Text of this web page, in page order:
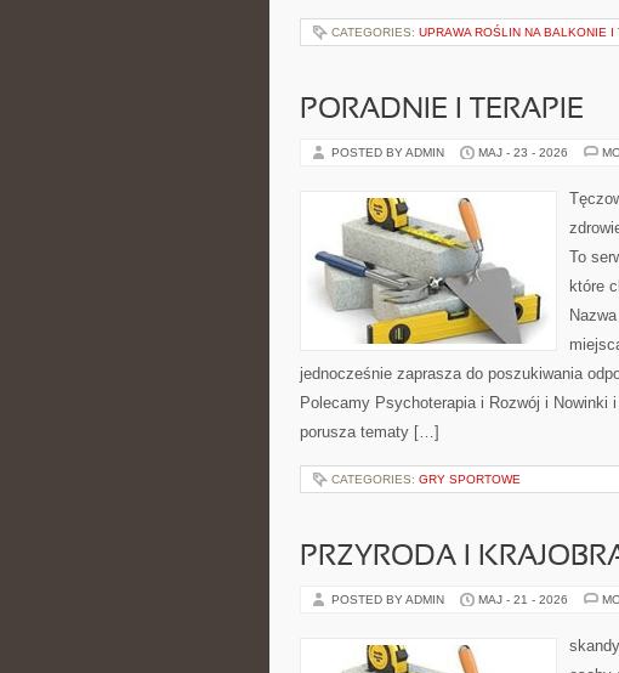
CATEGORIES: UPRAWA ROŚLIN NA BALKONIE I
PORADNIE I TERAPIE
POSTED BY ADMIN MAJ - 23 - 2026
To
które
jednocześnie zaprasza do poszukiwania
Polecamy Psychoterapia i Rozwój i
porusza tematy […]
CATEGORIES: GRY SPORTOWE
PRZYRODA I
POSTED BY ADMIN MAJ - 21 - 2026